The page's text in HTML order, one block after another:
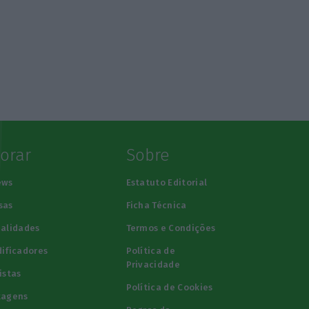
Sobre
Estatuto Editorial
Ficha Técnica
Termos e Condições
Política de
Privacidade
Política de Cookies